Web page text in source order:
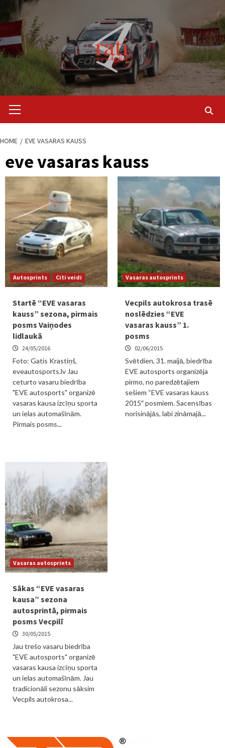
content
Menu
HOME EVE VASARAS KAUSS
eve vasaras kauss
Autosprints Citi veidi
Startē “EVE vasaras
kauss” sezona, pirmais
posms Vaiņodes
lidlaukā
24/05/2016
Foto: Gatis Krastiņš,
eveautosports.lv Jau
ceturto vasaru biedrība
"EVE autosports" organizē
vasaras kausa izcīņu sporta
un ielas automašīnām.
Pirmais posms...
Vasaras autosprints
Vecpils autokrosa trasē
noslēdzies “EVE
vasaras kauss” 1.
posms
02/06/2015
Svētdien, 31. maijā, biedrība
EVE autosports organizēja
pirmo, no paredzētajiem
sešiem “EVE vasaras kauss
2015″ posmiem. Sacensības
norisinājās, labi zināmajā...
Vasaras autosprints
Sākas “EVE vasaras
kausa” sezona
autosprintā, pirmais
posms Vecpilī
30/05/2015
Jau trešo vasaru biedrība
"EVE autosports" organizē
vasaras kausa izcīņu sporta
un ielas automašīnām. Jau
tradicionāli sezonu sāksim
Vecpils autokrosa...